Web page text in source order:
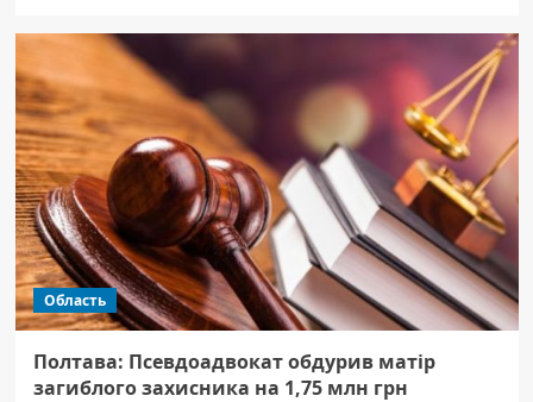
Область
Полтава: Псевдоадвокат обдурив матір
загиблого захисника на 1,75 млн грн